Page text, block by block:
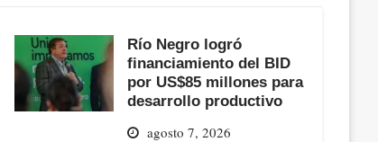
Río Negro logró
financiamiento del BID
por US$85 millones para
desarrollo productivo
agosto 7, 2026